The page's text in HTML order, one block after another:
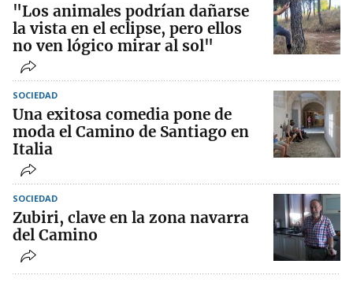
"Los animales podrían dañarse
la vista en el eclipse, pero ellos
no ven lógico mirar al sol"
SOCIEDAD
Una exitosa comedia pone de
moda el Camino de Santiago en
Italia
SOCIEDAD
Zubiri, clave en la zona navarra
del Camino